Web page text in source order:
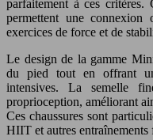
parfaitement à ces critères.
permettent une
exercices de force et de
Le design de la gamme
du pied tout en offrant
intensives. La semelle
proprioception, améliorant
Ces chaussures sont
HIIT et autres entraînements